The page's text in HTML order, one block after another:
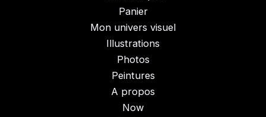
Panier
Mon univers visuel
Illustrations
Photos
Peintures
A propos
Now